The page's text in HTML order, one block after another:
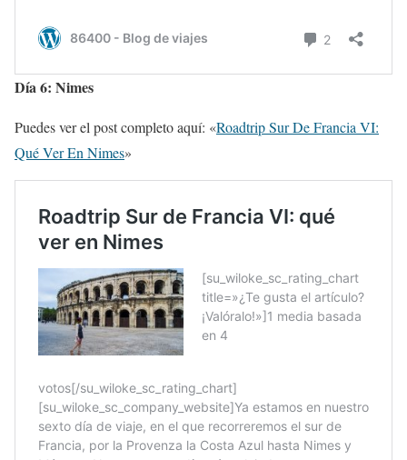
Día 6: Nimes
Puedes ver el post completo aquí: «Roadtrip Sur De Francia VI:
Qué Ver En Nimes»